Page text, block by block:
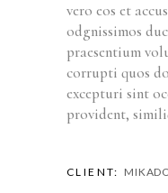
vero eos et
odgnissimos
praesentium
corrupti quos
excepturi sint
provident,
CLIENT: